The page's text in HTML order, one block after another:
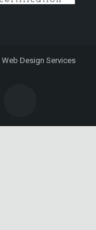
Web Design Services